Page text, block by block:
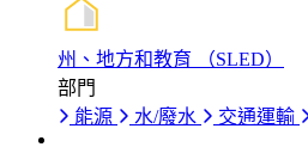
州、地方和教育 （SLED）
部門
能源
水/廢水 交通運輸